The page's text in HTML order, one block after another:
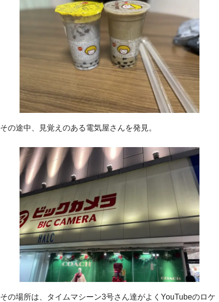
その途中、見覚えのある電気屋さんを発見。
その場所は、タイムマシーン3号さん達がよくYouTubeのロケ